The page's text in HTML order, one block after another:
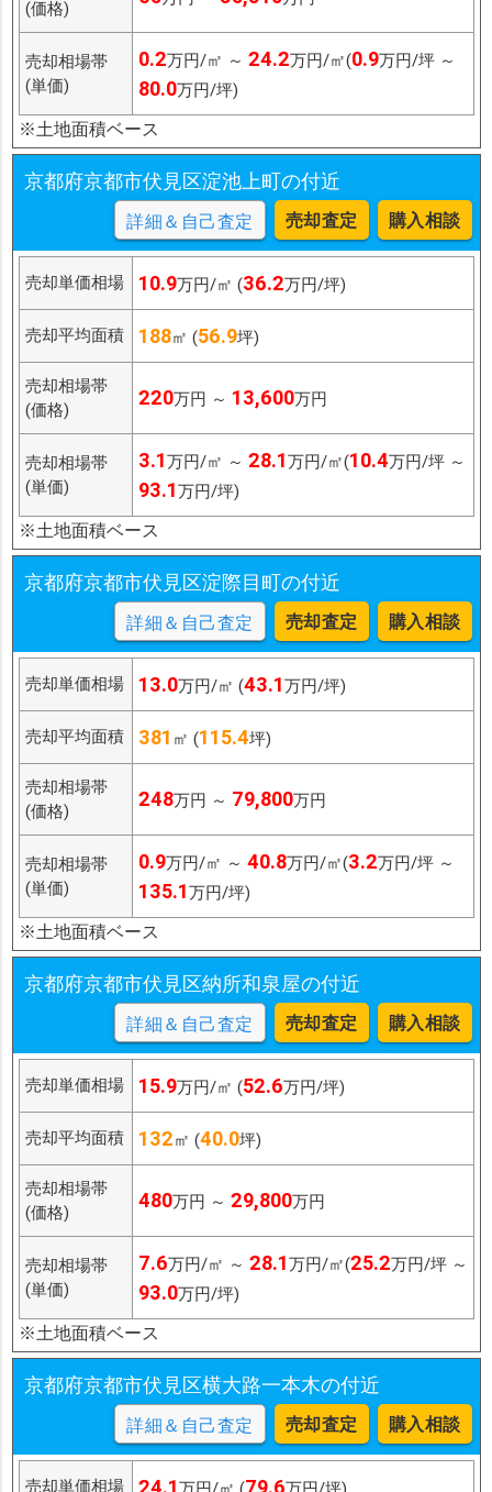
(価格)
売却相場帯
(単価)
0.2万円/㎡ ～ 24.2万円/㎡(0.9万円/坪 ～
80.0万円/坪)
※土地面積ベース
京都府京都市伏見区淀池上町の付近
詳細＆自己査定 売却査定 購入相談
売却単価相場 10.9万円/㎡ (36.2万円/坪)
売却平均面積 188㎡ (56.9坪)
売却相場帯
(価格)
220万円 ～ 13,600万円
売却相場帯
(単価)
3.1万円/㎡ ～ 28.1万円/㎡(10.4万円/坪 ～
93.1万円/坪)
※土地面積ベース
京都府京都市伏見区淀際目町の付近
詳細＆自己査定 売却査定 購入相談
売却単価相場 13.0万円/㎡ (43.1万円/坪)
売却平均面積 381 ㎡ (115.4坪)
売却相場帯
(価格)
248万円 ～ 79,800万円
売却相場帯
(単価)
0.9万円/㎡ ～ 40.8万円/㎡(3.2万円/坪 ～
135.1万円/坪)
※土地面積ベース
京都府京都市伏見区納所和泉屋の付近
詳細＆自己査定 売却査定 購入相談
売却単価相場 15.9万円/㎡ (52.6万円/坪)
売却平均面積 132㎡ (40.0坪)
売却相場帯
(価格)
480万円 ～ 29,800万円
売却相場帯
(単価)
7.6万円/㎡ ～ 28.1万円/㎡(25.2万円/坪 ～
93.0万円/坪)
※土地面積ベース
京都府京都市伏見区横大路一本木の付近
詳細＆自己査定 売却査定 購入相談
売却単価相場 24.1 79.6